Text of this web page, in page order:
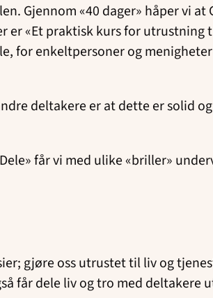
Gjennom «40 dager» håper vi
«Et praktisk kurs for
for enkeltpersoner og
deltakere er at dette er solid
får vi med ulike «briller»
gjøre oss utrustet til liv og
får dele liv og tro med deltakere